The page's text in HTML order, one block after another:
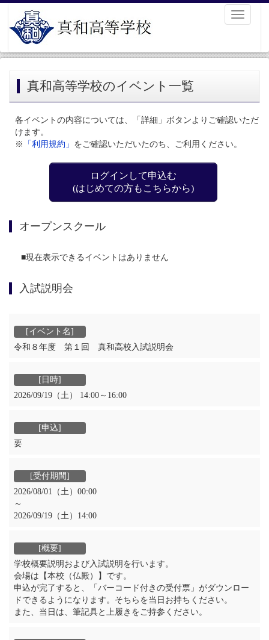
Toggle
真和高等学校のイベント一覧
各イベントの内容については、「詳細」ボタンよりご確認いただ
けます。
※
「利用規約」 をご確認いただいたのち、ご利用ください。
ログインして申込む
(はじめての方もこちらから)
オープンスクール
■現在表示できるイベントはありません
入試説明会
令和８年度 第１回 真和高校入試説明会
2026/09/19（土） 14:00～16:00
要
2026/08/01（土）00:00
～
2026/09/19（土）14:00
学校概要説明および入試説明を行います。
会場は【本校（仏殿）】です。
申込が完了すると、「バーコード付きの受付票」がダウンロー
ドできるようになります。そちらを当日お持ちください。
また、当日は、筆記具と上履きをご持参ください。